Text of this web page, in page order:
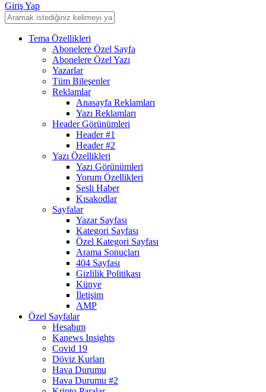
Giriş Yap
Tema Özellikleri
Abonelere Özel Sayfa
Abonelere Özel Yazı
Yazarlar
Tüm Bileşenler
Reklamlar
Anasayfa Reklamları
Yazı Reklamları
Header Görünümleri
Header #1
Header #2
Yazı Özellikleri
Yazı Görünümleri
Yorum Özellikleri
Sesli Haber
Kısakodlar
Sayfalar
Yazar Sayfası
Kategori Sayfası
Özel Kategori Sayfası
Arama Sonuçları
404 Sayfası
Gizlilik Politikası
Künye
İletişim
AMP
Özel Sayfalar
Hesabım
Kanews Insights
Covid 19
Döviz Kurları
Hava Durumu
Hava Durumu #2